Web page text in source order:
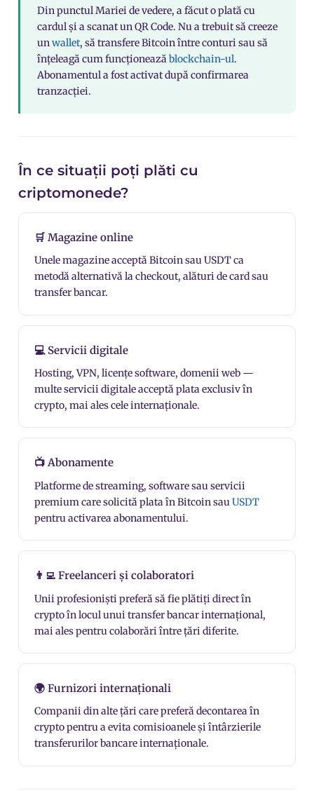
Din punctul Mariei de vedere, a făcut o plată cu
cardul și a scanat un QR Code. Nu a trebuit să creeze
unwallet, să transfere Bitcoin între conturi sau să
înțeleagă cum funcționeazăblockchain-ul.
Abonamentul a fost activat după confirmarea
tranzacției.
În ce situații poți plăti cu
criptomonede?
🛒 Magazine online
Unelemagazineacceptă Bitcoin sau USDT ca
metodă alternativă la checkout, alături de card sau
transfer bancar.
💻 Servicii digitale
Hosting, VPN, licențe software, domenii web —
multe servicii digitale acceptă plata exclusiv în
crypto, mai ales cele internaționale.
📺 Abonamente
Platforme de streaming, software sau servicii
premium care solicită plata în Bitcoin sauUSDT
pentru activarea abonamentului.
👨‍💻 Freelanceri și colaboratori
Unii profesioniști preferă să fie plătiți direct în
crypto în locul unui transfer bancar internațional,
mai ales pentru colaborări între țări diferite.
🌍 Furnizori internaționali
Companii din alte țări care preferă decontarea în
crypto pentru a evita comisioanele și întârzierile
transferurilor bancare internaționale.